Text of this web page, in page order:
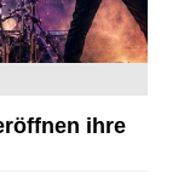
im Summer
ihre